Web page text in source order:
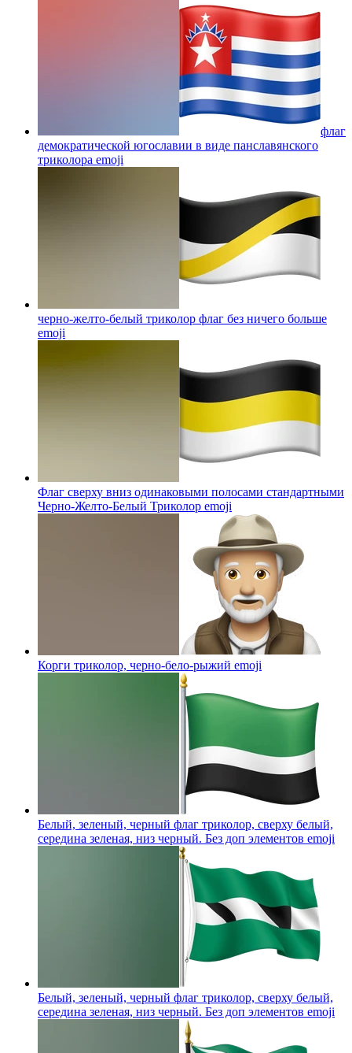
флаг
демократической югославии в виде панславянского
триколора emoji
черно-желто-белый триколор флаг без ничего больше
emoji
Флаг сверху вниз одинаковыми полосами стандартными
Черно-Желто-Белый Триколор emoji
Корги триколор, черно-бело-рыжий emoji
Белый, зеленый, черный флаг триколор, сверху белый,
середина зеленая, низ черный. Без доп элементов emoji
Белый, зеленый, черный флаг триколор, сверху белый,
середина зеленая, низ черный. Без доп элементов emoji